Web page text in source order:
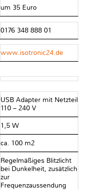
um 35 Euro
0176 348 888 01
www.isotronic24.de
USB Adapter mit Netzteil
110 – 240 V
1,5 W
ca. 100 m2
Regelmäßiges Blitzlicht
bei Dunkelheit, zusätzlich
zur
Frequenzaussendung